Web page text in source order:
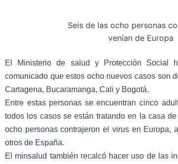
Seis de las ocho personas
venían de Europa
El Ministerio de salud y Protección Social
comunicado que estos ocho nuevos casos son
Cartagena, Bucaramanga, Cali y Bogotá.
Entre estas personas se encuentran cinco
todos los casos se están tratando en la casa
ocho personas contrajeron el virus en Europa,
otros de España.
El minsalud también recalcó hacer uso de las